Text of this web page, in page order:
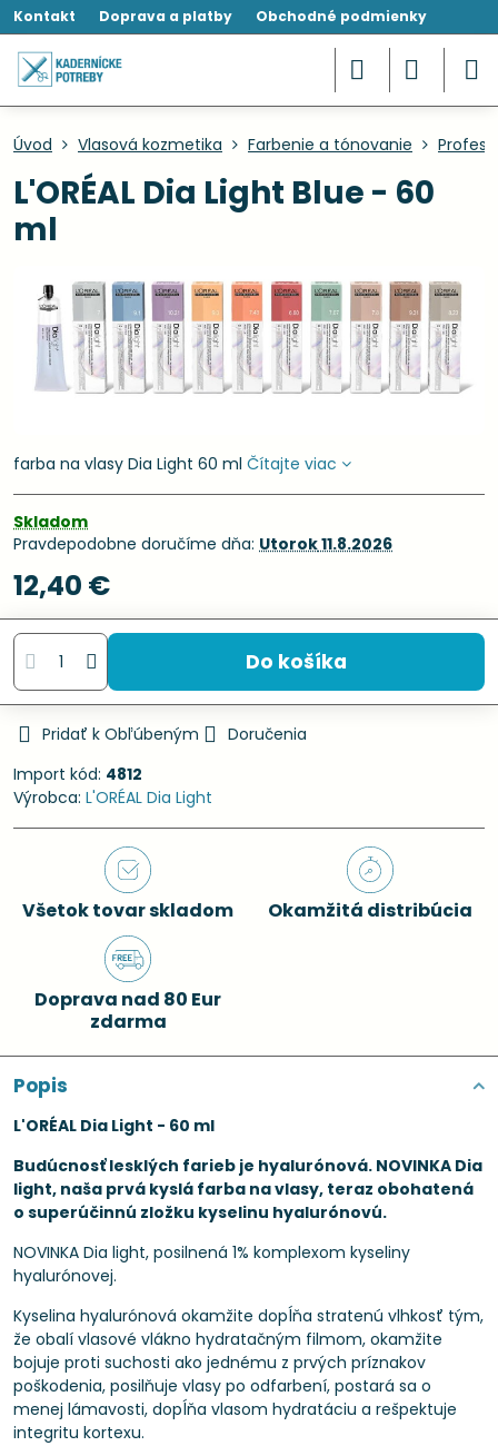
Kontakt Doprava a platby Obchodné podmienky
Úvod Vlasová kozmetika Farbenie a tónovanie
L'ORÉAL Dia Light Blue - 60
ml
farba na vlasy Dia Light 60 ml Čítajte viac
Skladom
Pravdepodobne doručíme dňa: Utorok11.8.2026
12,40 €
Do košíka
Pridať k Obľúbeným
Doručenia
Import kód: 4812
Výrobca: L'ORÉAL Dia Light
Všetok tovar skladom Okamžitá distribúcia
Doprava nad 80 Eur
zdarma
Popis
L'ORÉAL Dia Light - 60 ml
Budúcnosť lesklých farieb je hyalurónová. NOVINKA Dia
light, naša prvá kyslá farba na vlasy, teraz obohatená
o superúčinnú zložku kyselinu hyalurónovú.
NOVINKA Dia light, posilnená 1% komplexom kyseliny
hyalurónovej.
Kyselina hyalurónová okamžite dopĺňa stratenú vlhkosť tým,
že obalí vlasové vlákno hydratačným filmom, okamžite
bojuje proti suchosti ako jednému z prvých príznakov
poškodenia, posilňuje vlasy po odfarbení, postará sa o
menej lámavosti, dopĺňa vlasom hydratáciu a rešpektuje
integritu kortexu.